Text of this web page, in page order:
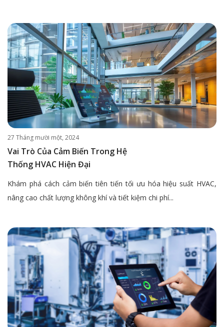
27 Tháng mười một, 2024
Vai Trò Của Cảm Biến Trong Hệ
Thống HVAC Hiện Đại
Khám phá cách cảm biến tiên tiến tối ưu hóa hiệu suất HVAC,
nâng cao chất lượng không khí và tiết kiệm chi phí...